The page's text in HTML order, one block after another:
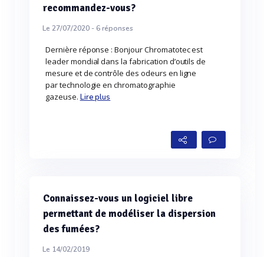
recommandez-vous?
Le 27/07/2020 - 6réponses
Dernière réponse : Bonjour Chromatotec est
leader mondial dans la fabrication d’outils de
mesure et de contrôle des odeurs en ligne
par technologie en chromatographie
gazeuse. Lire plus
Connaissez-vous un logiciel libre
permettant de modéliser la dispersion
des fumées?
Le 14/02/2019